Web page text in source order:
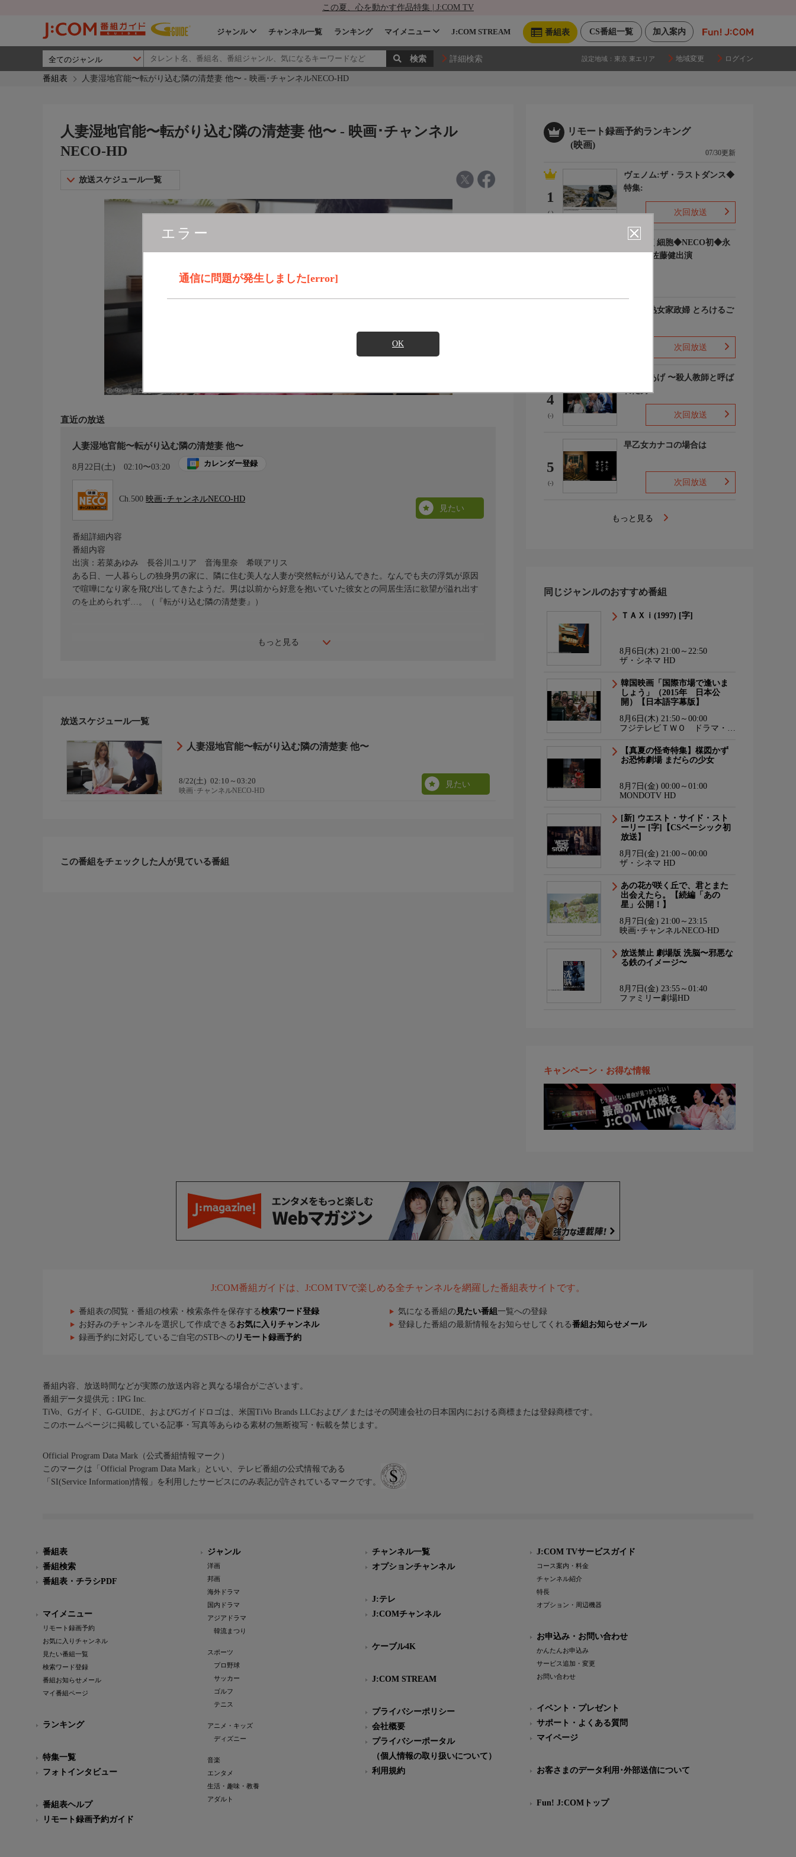
この夏、心を動かす作品特集 | J:COM TV
加入案内
CS番組一覧
番組表
ジャンル チャンネル一覧 ランキング マイメニュー J:COM STREAM
詳細検索 設定地域： 東京 東エリア 地域変更 ログイン
番組表 人妻湿地官能〜転がり込む隣の清楚妻 他〜 - 映画･チャンネルNECO-HD
エラー
通信に問題が発生しました[error]
OK
人妻湿地官能〜転がり込む隣の清楚妻 他〜 - 映画･チャンネル
NECO-HD
放送スケジュール一覧
直近の放送
人妻湿地官能〜転がり込む隣の清楚妻 他〜
8月22日(土) 02:10〜03:20 カレンダー登録
Ch.500 映画･チャンネルNECO-HD
見たい
もっと見る
番組詳細内容
番組内容
出演：若菜あゆみ 長谷川ユリア 音海里奈 希咲アリス
ある日、一人暮らしの独身男の家に、隣に住む美人な人妻が突然転がり込んできた。なんでも夫の浮気が原因
で喧嘩になり家を飛び出してきたようだ。男は以前から好意を抱いていた彼女との同居生活に欲望が溢れ出す
のを止められず…。（『転がり込む隣の清楚妻』）
放送スケジュール一覧
人妻湿地官能〜転がり込む隣の清楚妻 他〜
8/22(土) 02:10～03:20
映画･チャンネルNECO-HD
見たい
この番組をチェックした人が見ている番組
リモート録画予約ランキング
(映画)
07/30更新
1
(-)
ヴェノム:ザ・ラストダンス◆
特集:
次回放送
はたらく細胞◆NECO初◆永
野芽郁 佐藤健出演
愛しの熟女家政婦 とろけるご
次回放送
4
(-)
でっちあげ 〜殺人教師と呼ば
れた男
次回放送
5
(-)
早乙女カナコの場合は
次回放送
もっと見る
同じジャンルのおすすめ番組
ＴＡＸｉ(1997) [字]
8月6日(木) 21:00～22:50
ザ・シネマ HD
韓国映画「国際市場で逢いま
しょう」（2015年 日本公
開）【日本語字幕版】
8月6日(木) 21:50～00:00
フジテレビＴＷＯ ドラマ・ア
【真夏の怪奇特集】楳図かず
お恐怖劇場 まだらの少女
8月7日(金) 00:00～01:00
MONDOTV HD
[新] ウエスト・サイド・スト
ーリー [字]【CSベーシック初
放送】
8月7日(金) 21:00～00:00
ザ・シネマ HD
あの花が咲く丘で、君とまた
出会えたら。【続編「あの
星」公開！】
8月7日(金) 21:00～23:15
映画･チャンネルNECO-HD
放送禁止 劇場版 洗脳〜邪悪な
る鉄のイメージ〜
8月7日(金) 23:55～01:40
ファミリー劇場HD
キャンペーン・お得な情報
J:COM番組ガイドは、J:COM TVで楽しめる全チャンネルを網羅した番組表サイトです。
番組表の閲覧・番組の検索・検索条件を保存する検索ワード登録 気になる番組の 見たい番組 一覧への登録
お好みのチャンネルを選択して作成できる お気に入りチャンネル 登録した番組の最新情報をお知らせしてくれる番組お知らせメール
録画予約に対応しているご自宅のSTBへの リモート録画予約
番組内容、放送時間などが実際の放送内容と異なる場合がございます。
番組データ提供元：IPG Inc.
TiVo、Gガイド、G-GUIDE、およびGガイドロゴは、米国TiVo Brands LLCおよび／またはその関連会社の日本国内における商標または登録商標です。
このホームページに掲載している記事・写真等あらゆる素材の無断複写・転載を禁じます。
Official Program Data Mark（公式番組情報マーク）
このマークは「Official Program Data Mark」といい、テレビ番組の公式情報である
「SI(Service Information)情報」を利用したサービスにのみ表記が許されているマークです。
番組表
番組検索
番組表・チラシPDF
マイメニュー
リモート録画予約
お気に入りチャンネル
見たい番組一覧
検索ワード登録
番組お知らせメール
マイ番組ページ
ランキング
特集一覧
フォトインタビュー
番組表ヘルプ
リモート録画予約ガイド
ジャンル
洋画
邦画
海外ドラマ
国内ドラマ
アジアドラマ
韓流まつり
スポーツ
プロ野球
サッカー
ゴルフ
テニス
アニメ・キッズ
ディズニー
音楽
エンタメ
生活・趣味・教養
アダルト
チャンネル一覧
オプションチャンネル
J:テレ
J:COMチャンネル
ケーブル4K
J:COM STREAM
プライバシーポリシー
会社概要
プライバシーポータル
（個人情報の取り扱いについて）
利用規約
J:COM TVサービスガイド
コース案内・料金
チャンネル紹介
特長
オプション・周辺機器
お申込み・お問い合わせ
かんたんお申込み
サービス追加・変更
お問い合わせ
イベント・プレゼント
サポート・よくある質問
マイページ
お客さまのデータ利用･外部送信について
Fun! J:COMトップ